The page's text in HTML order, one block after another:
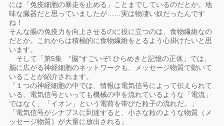
には「免疫細胞の暴走を止める」ことまでしているのだとか。地
味な臓器だと思っていましたが……実は物凄い奴だったんです
ね！
そんな腸の免疫力を向上させるのに役に立つのは、食物繊維なの
だとか。これからは積極的に食物繊維をとるよう心掛けたいと思
います。
そして「第5集 “脳”すごいぞ! ひらめきと記憶の正体」では、
脳に広がる神経細胞のネットワークも、メッセージ物質で動いて
いることが紹介されます。
「１つの神経細胞の中では、情報は電気信号によって伝えられて
いる。電気信号といっても機械の中を流れているような「電流」
ではなく、「イオン」という電荷を帯びた粒子の流れだ。」
「電気信号がシナプスに到達すると、小さな粒のような物質（メ
ッセージ物質）が大量に放出される」